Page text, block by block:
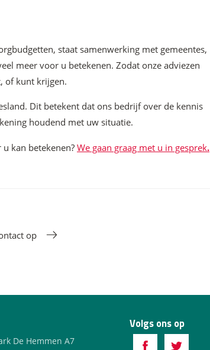
staat samenwerking met gemeentes,
meer voor u betekenen. Zodat onze adviezen
of kunt krijgen.
Dit betekent dat ons bedrijf over de kennis
houdend met uw situatie.
kan betekenen? We gaan graag met u in gesprek.
op
De Hemmen A7
Volgs ons op